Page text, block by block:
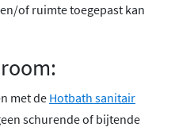
of ruimte toegepast kan
met de Hotbath sanitair
schurende of bijtende